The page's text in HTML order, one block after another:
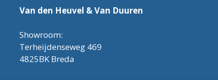
Van den Heuvel & Van Duuren
Showroom:
Terheijdenseweg 469
4825BK Breda